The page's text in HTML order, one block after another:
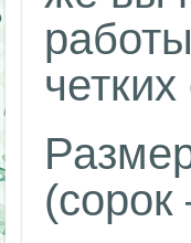
(сорок